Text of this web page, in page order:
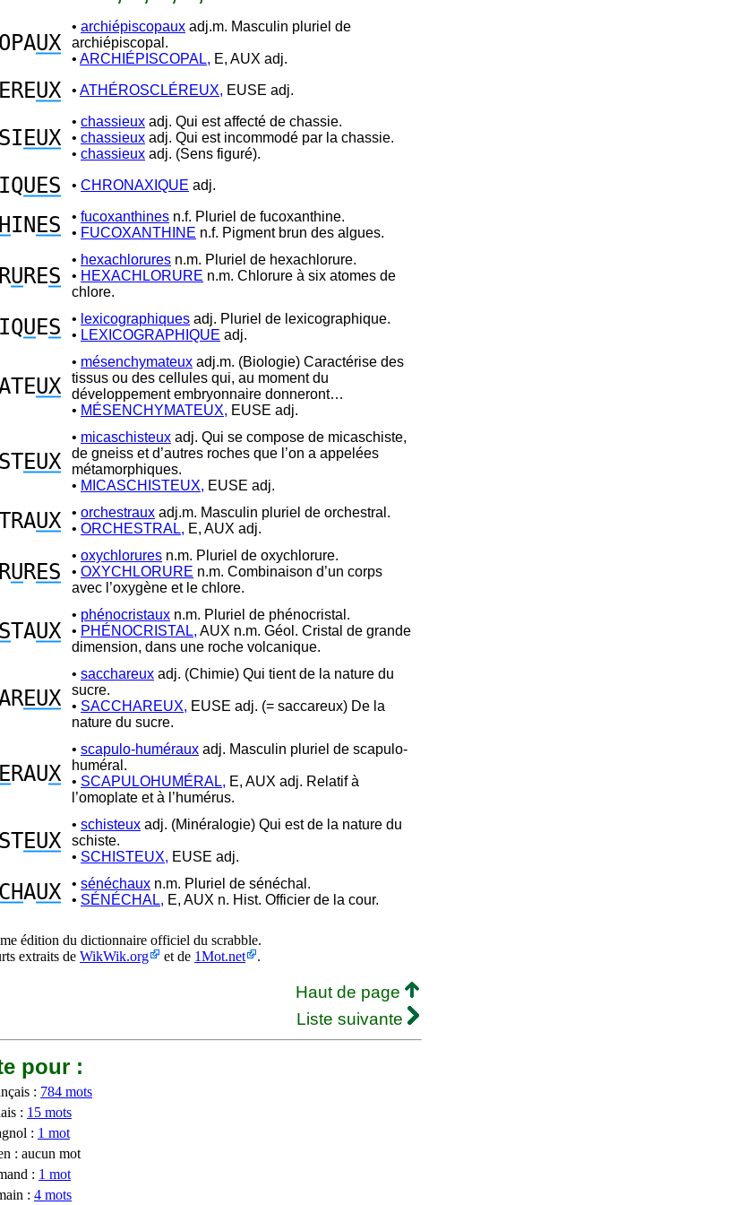
UX
• archiépiscopaux adj.m. Masculin pluriel de
archiépiscopal.
• ARCHIÉPISCOPAL, E, AUX adj.
UX • ATHÉROSCLÉREUX, EUSE adj.
SI EUX
• chassieux adj. Qui est affecté de chassie.
• chassieux adj. Qui est incommodé par la chassie.
• chassieux adj. (Sens figuré).
IQUES • CHRONAXIQUE adj.
HIN ES • fucoxanthines n.f. Pluriel de fucoxanthine.
• FUCOXANTHINE n.f. Pigment brun des algues.
URES
• hexachlorures n.m. Pluriel de hexachlorure.
• HEXACHLORURE n.m. Chlorure à six atomes de
chlore.
IQUES • lexicographiques adj. Pluriel de lexicographique.
• LEXICOGRAPHIQUE adj.
UX
• mésenchymateux adj.m. (Biologie) Caractérise des
tissus ou des cellules qui, au moment du
développement embryonnaire donneront…
• MÉSENCHYMATEUX, EUSE adj.
EUX
• micaschisteux adj. Qui se compose de micaschiste,
de gneiss et d’autres roches que l’on a appelées
métamorphiques.
• MICASCHISTEUX, EUSE adj.
UX • orchestraux adj.m. Masculin pluriel de orchestral.
• ORCHESTRAL, E, AUX adj.
URES
• oxychlorures n.m. Pluriel de oxychlorure.
• OXYCHLORURE n.m. Combinaison d’un corps
avec l’oxygène et le chlore.
STAUX
• phénocristaux n.m. Pluriel de phénocristal.
• PHÉNOCRISTAL, AUX n.m. Géol. Cristal de grande
dimension, dans une roche volcanique.
EUX
• sacchareux adj. (Chimie) Qui tient de la nature du
sucre.
• SACCHAREUX, EUSE adj. (= saccareux) De la
nature du sucre.
ERAUX
• scapulo-huméraux adj. Masculin pluriel de scapulo-
huméral.
• SCAPULOHUMÉRAL, E, AUX adj. Relatif à
l’omoplate et à l’humérus.
EUX
• schisteux adj. (Minéralogie) Qui est de la nature du
schiste.
• SCHISTEUX, EUSE adj.
CHAUX • sénéchaux n.m. Pluriel de sénéchal.
• SÉNÉCHAL, E, AUX n. Hist. Officier de la cour.
édition du dictionnaire officiel du scrabble.
extraits de WikWik.org et de 1Mot.net .
Haut de page
Liste suivante
pour :
: 784 mots
: 15 mots
: 1 mot
: aucun mot
: 1 mot
: 4 mots